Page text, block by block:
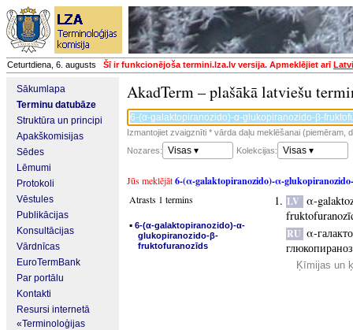
Ceturtdiena, 6. augusts Šī ir funkcionējoša termini.lza.lv versija. Apmeklējiet arī
Sākumlapa
Terminu datubāze
Struktūra un principi
Apakškomisijas
Sēdes
Lēmumi
Protokoli
Vēstules
Publikācijas
Konsultācijas
Vārdnīcas
EuroTermBank
Par portālu
Kontakti
Resursi internetā
«Terminoloģijas
AkadTerm – plašākā latviešu
Izmantojiet zvaigznīti * vārda daļu meklēšanai (piemēram,
Nozares:
Visas ▾ Kolekcijas: Visas ▾
Jūs meklējāt6-(α-galaktopiranozido)-α-
Atrasts 1 termins
▪ 6-(α-galaktopiranozido)-α-
glukopiranozido-β-
fruktofuranozīds
LV α-
RU α-
Ķīmijas un